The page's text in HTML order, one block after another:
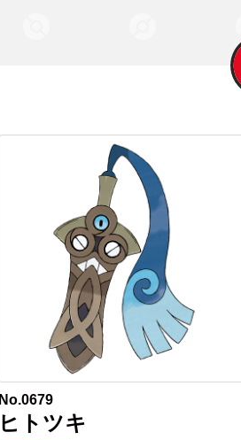
No.0679
ヒトツキ